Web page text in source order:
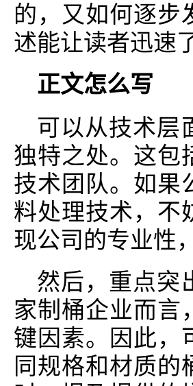
的，又如何逐步
述能让读者迅速
正文怎么写
可以从技术层
独特之处。这包
技术团队。如果
料处理技术，不
现公司的专业性
然后，重点突
家制桶企业而言
键因素。因此，
同规格和材质的